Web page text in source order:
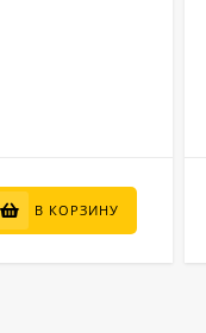
В КОРЗИНУ